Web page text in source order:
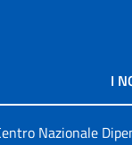
I
Nazionale